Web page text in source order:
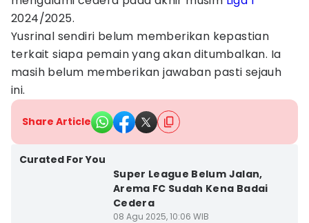
2024/2025.
Yusrinal sendiri belum memberikan kepastian
terkait siapa pemain yang akan ditumbalkan. Ia
masih belum memberikan jawaban pasti sejauh
ini.
Share Article
Curated For You
Super League Belum Jalan,
Arema FC Sudah Kena Badai
Cedera
08 Agu 2025, 10:06 WIB